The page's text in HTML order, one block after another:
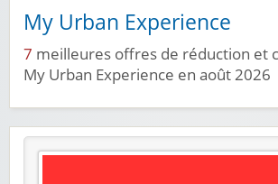
My Urban Experience
7 meilleures offres de réduction et
My Urban Experience en août 2026